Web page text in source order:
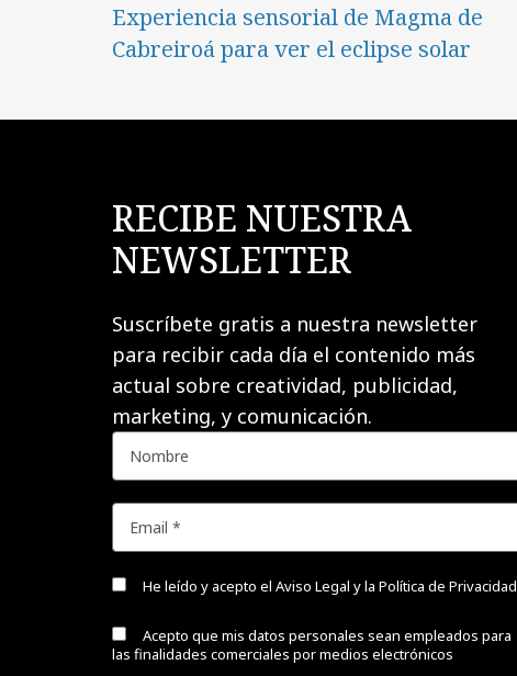
Experiencia sensorial de Magma de
Cabreiroá para ver el eclipse solar
RECIBE NUESTRA
NEWSLETTER
Suscríbete gratis a nuestra newsletter
para recibir cada día el contenido más
actual sobre creatividad, publicidad,
marketing, y comunicación.
He leído y acepto el Aviso Legal y la Política de Privacidad
Acepto que mis datos personales sean empleados para
las finalidades comerciales por medios electrónicos